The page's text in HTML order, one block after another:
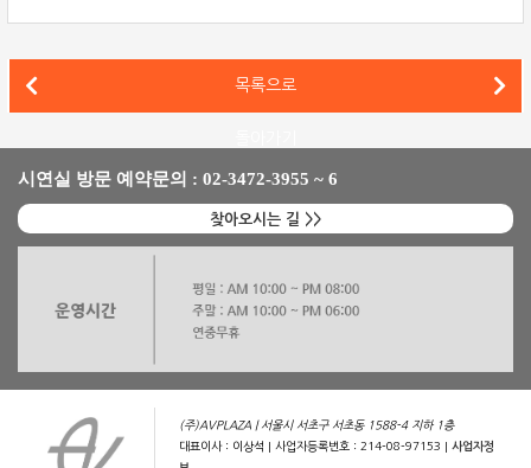
dCS(디씨에스) Vivaldi ONE 마스터 클락 Vivaldi Master B&W 803 D3 스피커로 업그레이드한 하이파이 시스템 설치기
목록으로
시연실 방문 예약문의 : 02-3472-3955 ~ 6
찾아오시는 길 >>
(주)AVPLAZA | 서울시 서초구 서초동 1588-4 지하 1층
대표이사 : 이상석 | 사업자등록번호 : 214-08-97153 |사업자정